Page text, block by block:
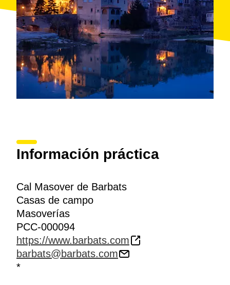
Información práctica
Cal Masover de Barbats
Casas de campo
Masoverías
PCC-000094
https://www.barbats.com
barbats@barbats.com
*